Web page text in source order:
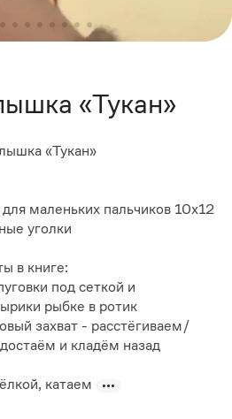
«Тукан»
«Тукан»
маленьких пальчиков 10х12
уголки
в книге:
под сеткой и
рыбке в ротик
захват - расстёгиваем/
и кладём назад
катаем